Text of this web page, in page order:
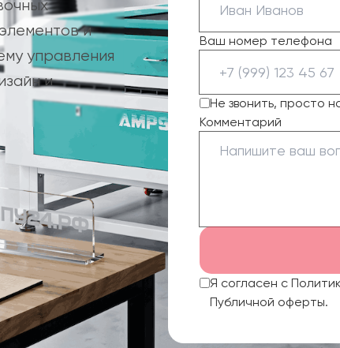
и
управления
и
Ваш номер телефона
Не звонить, просто
Комментарий
Я согласен с
Публичной оферты.